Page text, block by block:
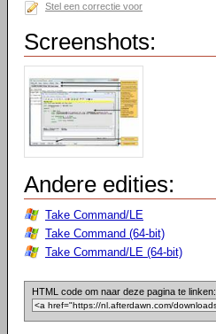
Stel een correctie voor
Screenshots:
Andere edities:
Take Command/LE
Take Command (64-bit)
Take Command/LE (64-bit)
HTML code om naar deze pagina te linken: